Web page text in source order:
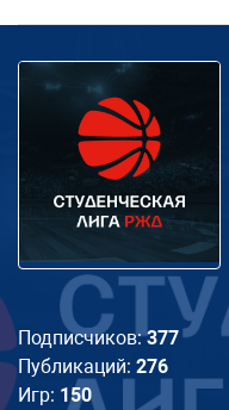
Подписчиков:377
Публикаций: 276
Игр: 150